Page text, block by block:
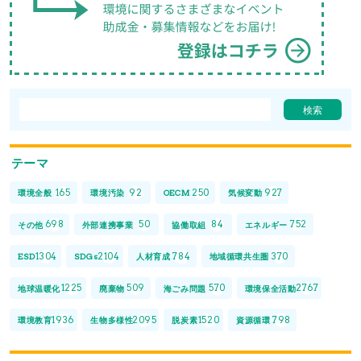
テーマ
環境全般 165 環境汚染 92 OECM 250 気候変動 927
その他 698 外部連携事業 50 協働取組 84 エネルギー 752
ESD1304 SDGs2104 人材育成 784 地域循環共生圏 370
地球温暖化1225 廃棄物 509 海ごみ問題 570 環境保全活動2767
環境教育1936 生物多様性2095 脱炭素1520 資源循環 798